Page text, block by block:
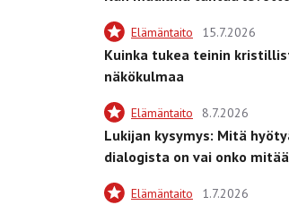
Elämäntaito 15.7.2026
Kuinka tukea teinin
näkökulmaa
Elämäntaito 8.7.2026
Lukijan kysymys: Mitä
dialogista on vai onko
Elämäntaito 1.7.2026